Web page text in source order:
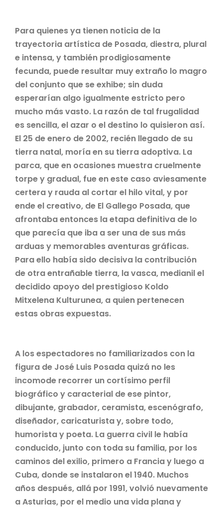
Para quienes ya tienen noticia de la
trayectoria artística de Posada, diestra, plural
e intensa, y también prodigiosamente
fecunda, puede resultar muy extraño lo magro
del conjunto que se exhibe; sin duda
esperarían algo igualmente estricto pero
mucho más vasto. La razón de tal frugalidad
es sencilla, el azar o el destino lo quisieron así.
El 25 de enero de 2002, recién llegado de su
tierra natal, moría en su tierra adoptiva. La
parca, que en ocasiones muestra cruelmente
torpe y gradual, fue en este caso aviesamente
certera y rauda al cortar el hilo vital, y por
ende el creativo, de El Gallego Posada, que
afrontaba entonces la etapa definitiva de lo
que parecía que iba a ser una de sus más
arduas y memorables aventuras gráficas.
Para ello había sido decisiva la contribución
de otra entrañable tierra, la vasca, medianil el
decidido apoyo del prestigioso Koldo
Mitxelena Kulturunea, a quien pertenecen
estas obras expuestas.
A los espectadores no familiarizados con la
figura de José Luis Posada quizá no les
incomode recorrer un cortísimo perfil
biográfico y caracterial de ese pintor,
dibujante, grabador, ceramista, escenógrafo,
diseñador, caricaturista y, sobre todo,
humorista y poeta. La guerra civil le había
conducido, junto con toda su familia, por los
caminos del exilio, primero a Francia y luego a
Cuba, donde se instalaron el 1940. Muchos
años después, allá por 1991, volvió nuevamente
a Asturias, por el medio una vida plana y